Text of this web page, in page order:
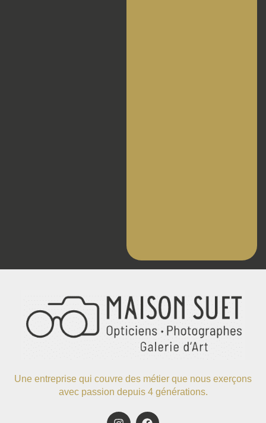
Une entreprise qui couvre des métier que nous exerçons
avec passion depuis 4 générations.